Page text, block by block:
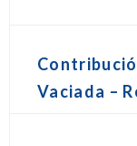
Vaciada –